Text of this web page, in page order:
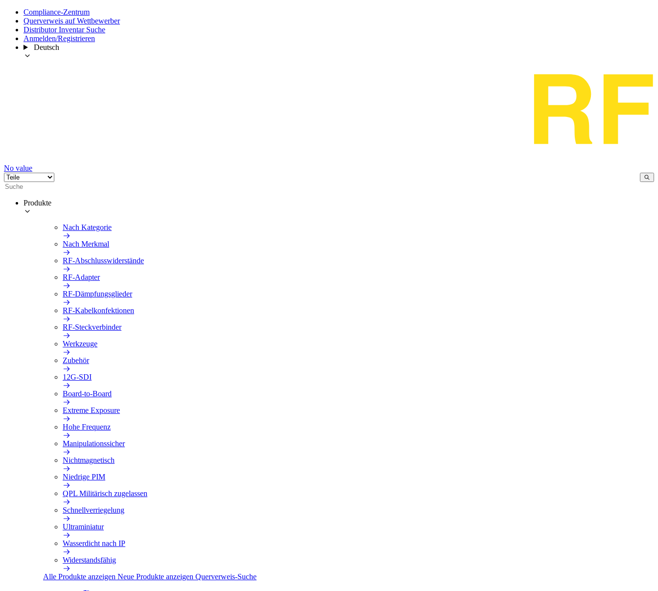
Compliance-Zentrum
Querverweis auf Wettbewerber
Distributor Inventar Suche
Anmelden/Registrieren
Deutsch
No value
Produkte
Nach Kategorie
Nach Merkmal
RF-Abschlusswiderstände
RF-Adapter
RF-Dämpfungsglieder
RF-Kabelkonfektionen
RF-Steckverbinder
Werkzeuge
Zubehör
12G-SDI
Board-to-Board
Extreme Exposure
Hohe Frequenz
Manipulationssicher
Nichtmagnetisch
Niedrige PIM
QPL Militärisch zugelassen
Schnellverriegelung
Ultraminiatur
Wasserdicht nach IP
Widerstandsfähig
Alle Produkte anzeigen Neue Produkte anzeigen Querverweis-Suche